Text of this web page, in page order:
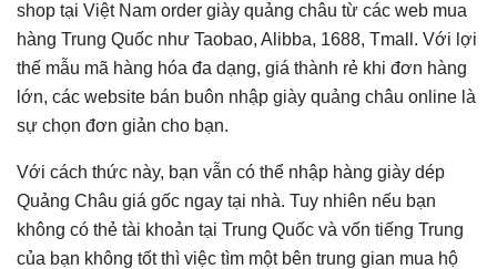
shop tại Việt Nam order giày quảng châu từ các web mua
hàng Trung Quốc như Taobao, Alibba, 1688, Tmall. Với lợi
thế mẫu mã hàng hóa đa dạng, giá thành rẻ khi đơn hàng
lớn, các website bán buôn nhập giày quảng châu online là
sự chọn đơn giản cho bạn.
Với cách thức này, bạn vẫn có thể nhập hàng giày dép
Quảng Châu giá gốc ngay tại nhà. Tuy nhiên nếu bạn
không có thẻ tài khoản tại Trung Quốc và vốn tiếng Trung
của bạn không tốt thì việc tìm một bên trung gian mua hộ